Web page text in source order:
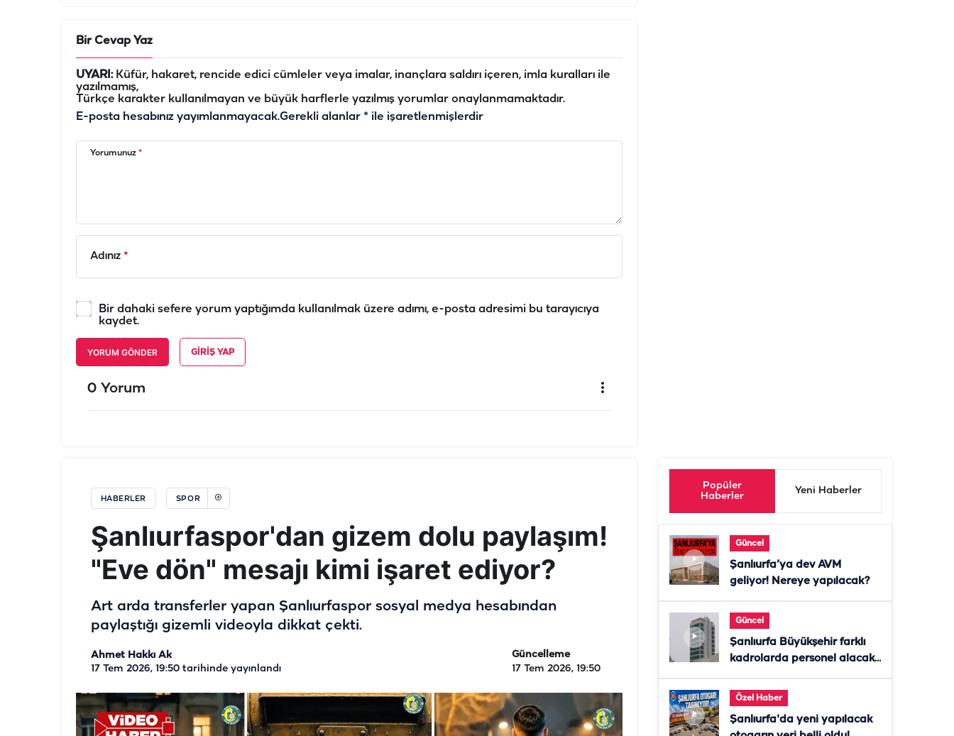
Bir Cevap Yaz
UYARI:Küfür, hakaret, rencide edici cümleler veya imalar, inançlara saldırı içeren, imla kuralları ile
yazılmamış,
Türkçe karakter kullanılmayan ve büyük harflerle yazılmış yorumlar onaylanmamaktadır.
E-posta hesabınız yayımlanmayacak.Gerekli alanlar * ile işaretlenmişlerdir
Yorumunuz *
Adınız *
Bir dahaki sefere yorum yaptığımda kullanılmak üzere adımı, e-posta adresimi bu tarayıcıya
kaydet.
YORUM GÖNDER GIRIŞ YAP
0 Yorum
HABERLER SPOR
Şanlıurfaspor'dan gizem dolu paylaşım!
"Eve dön" mesajı kimi işaret ediyor?
Art arda transferler yapan Şanlıurfaspor sosyal medya hesabından
paylaştığı gizemli videoyla dikkat çekti.
Ahmet Hakkı Ak
17 Tem 2026, 19:50 tarihinde yayınlandı
Güncelleme
17 Tem 2026, 19:50
Popüler
Haberler
Yeni Haberler
Güncel
Şanlıurfa’ya dev AVM
geliyor! Nereye yapılacak?
Güncel
Şanlıurfa Büyükşehir farklı
kadrolarda personel alacak!
Özel Haber
Şanlıurfa'da yeni yapılacak